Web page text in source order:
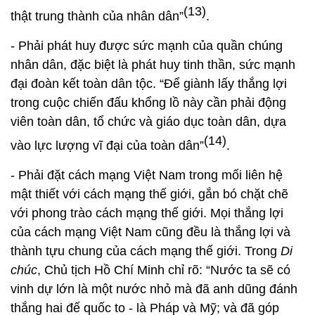
thật trung thành của nhân dân”(13).
- Phải phát huy được sức mạnh của quần chúng
nhân dân, đặc biệt là phát huy tinh thần, sức mạnh
đại đoàn kết toàn dân tộc. “Để giành lấy thắng lợi
trong cuộc chiến đấu khổng lồ này cần phải động
viên toàn dân, tổ chức và giáo dục toàn dân, dựa
vào lực lượng vĩ đại của toàn dân”(14).
- Phải đặt cách mạng Việt Nam trong mối liên hệ
mật thiết với cách mạng thế giới, gắn bó chặt chẽ
với phong trào cách mạng thế giới. Mọi thắng lợi
của cách mạng Việt Nam cũng đều là thắng lợi và
thành tựu chung của cách mạng thế giới. Trong Di
chúc, Chủ tịch Hồ Chí Minh chỉ rõ: “Nước ta sẽ có
vinh dự lớn là một nước nhỏ mà đã anh dũng đánh
thắng hai đế quốc to - là Pháp và Mỹ; và đã góp